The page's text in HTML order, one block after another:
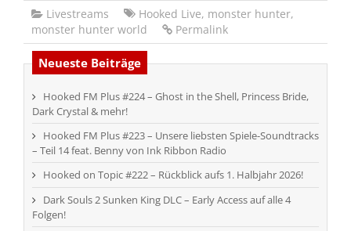
Livestreams Hooked Live, monster hunter,
monster hunter world
Permalink
Neueste Beiträge
Hooked FM Plus #224 – Ghost in the Shell, Princess Bride,
Dark Crystal & mehr!
Hooked FM Plus #223 – Unsere liebsten Spiele-Soundtracks
– Teil 14 feat. Benny von Ink Ribbon Radio
Hooked on Topic #222 – Rückblick aufs 1. Halbjahr 2026!
Dark Souls 2 Sunken King DLC – Early Access auf alle 4
Folgen!